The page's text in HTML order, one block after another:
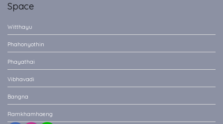
Space
Witthayu
Phahonyothin
Phayathai
Vibhavadi
Bangna
Ramkhamhaeng